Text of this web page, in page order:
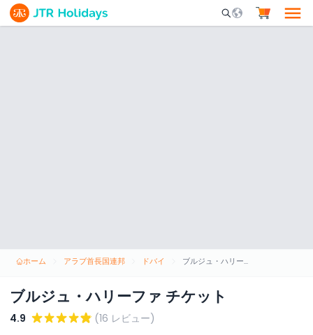
Mobile Search
ホーム アラブ首長国連邦 ドバイ ブルジュ・ハリーファ チケット
ブルジュ・ハリーファ チケット
4.9
(16 レビュー)